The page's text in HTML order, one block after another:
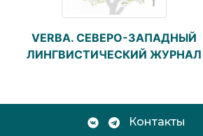
VERBA. СЕВЕРО-ЗАПАДНЫЙ
ЛИНГВИСТИЧЕСКИЙ ЖУРНАЛ
Контакты